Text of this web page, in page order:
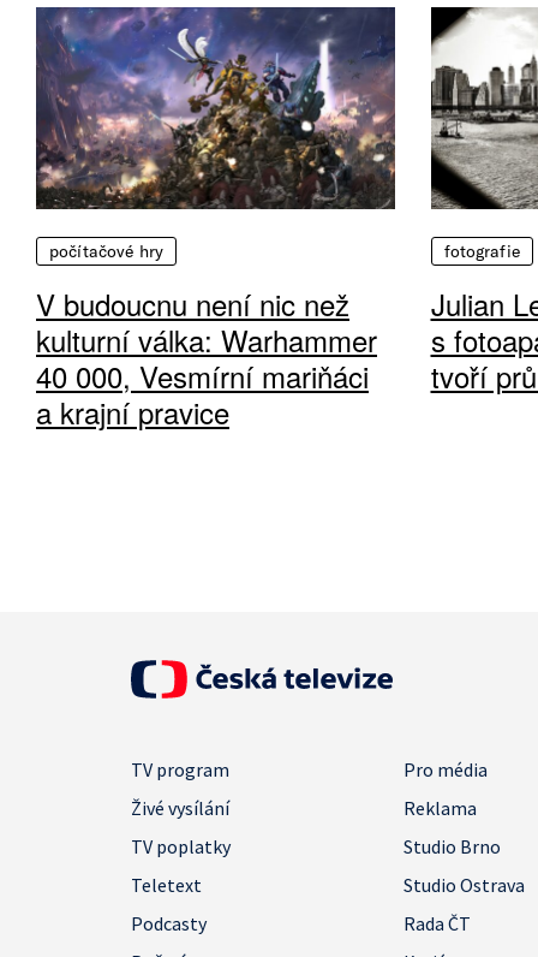
počítačové hry
V budoucnu není nic než
kulturní válka: Warhammer
40 000, Vesmírní mariňáci
a krajní pravice
fotografie
Julian
s
tvoří
TV program
Pro média
Živé vysílání
Reklama
TV poplatky
Studio Brno
Teletext
Studio Ostrava
Podcasty
Rada ČT